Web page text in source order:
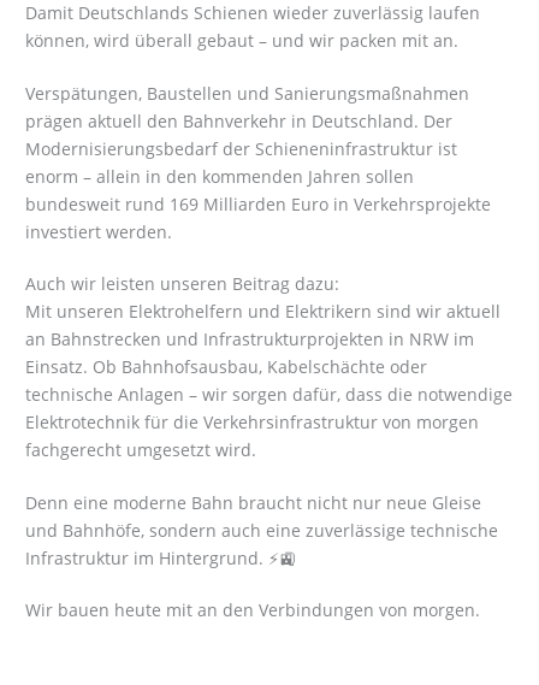
Damit Deutschlands Schienen wieder zuverlässig laufen
können, wird überall gebaut – und wir packen mit an.
Verspätungen, Baustellen und Sanierungsmaßnahmen
prägen aktuell den Bahnverkehr in Deutschland. Der
Modernisierungsbedarf der Schieneninfrastruktur ist
enorm – allein in den kommenden Jahren sollen
bundesweit rund 169 Milliarden Euro in Verkehrsprojekte
investiert werden.
Auch wir leisten unseren Beitrag dazu:
Mit unseren Elektrohelfern und Elektrikern sind wir aktuell
an Bahnstrecken und Infrastrukturprojekten in NRW im
Einsatz. Ob Bahnhofsausbau, Kabelschächte oder
technische Anlagen – wir sorgen dafür, dass die notwendige
Elektrotechnik für die Verkehrsinfrastruktur von morgen
fachgerecht umgesetzt wird.
Denn eine moderne Bahn braucht nicht nur neue Gleise
und Bahnhöfe, sondern auch eine zuverlässige technische
Infrastruktur im Hintergrund. ⚡🚉
Wir bauen heute mit an den Verbindungen von morgen.